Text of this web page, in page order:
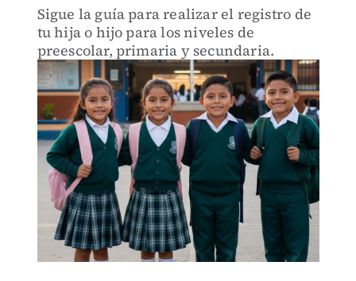
Sigue la guía para realizar el registro de
tu hija o hijo para los niveles de
preescolar, primaria y secundaria.